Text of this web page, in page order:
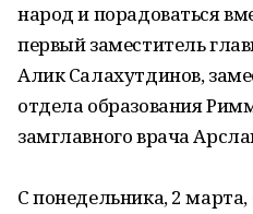
народ и порадоваться
первый заместитель
Алик Салахутдинов,
отдела образования
замглавного врача
С понедельника, 2 марта,